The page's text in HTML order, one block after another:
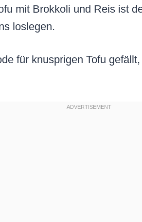
mit Brokkoli und Reis ist
loslegen.
für knusprigen Tofu